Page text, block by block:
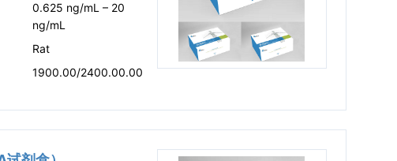
0.625 ng/mL – 20
ng/mL
Rat
1900.00/2400.00.00